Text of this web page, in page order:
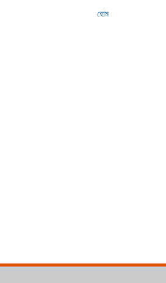
হোম